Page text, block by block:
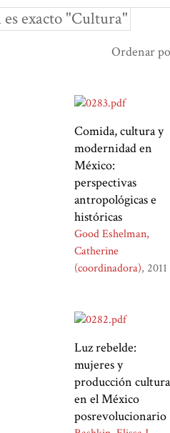
exacto "Cultura"
Ordenar
Comida, cultura y
modernidad en
México:
perspectivas
antropológicas e
históricas
Good Eshelman,
Catherine
(coordinadora) 2011
Luz rebelde:
mujeres y
producción
en el México
posrevolucionario